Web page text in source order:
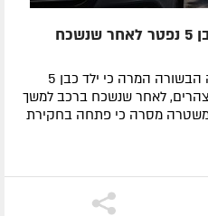
טרגדיה נוראית: ילד חב"די בן 5 נפטר לאחר שנשכח
בצער רב ובזעזוע כבד התקבלה הבשורה המרה כי ילד כבן 5
לאחר שנשכח ברכב למשך
מסרה כי פתחה בחקירת